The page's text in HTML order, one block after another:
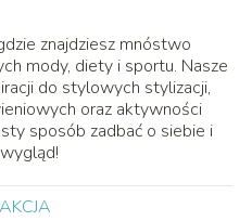
znajdziesz mnóstwo
mody, diety i sportu. Nasze
do stylowych stylizacji,
oraz aktywności
sposób zadbać o siebie i